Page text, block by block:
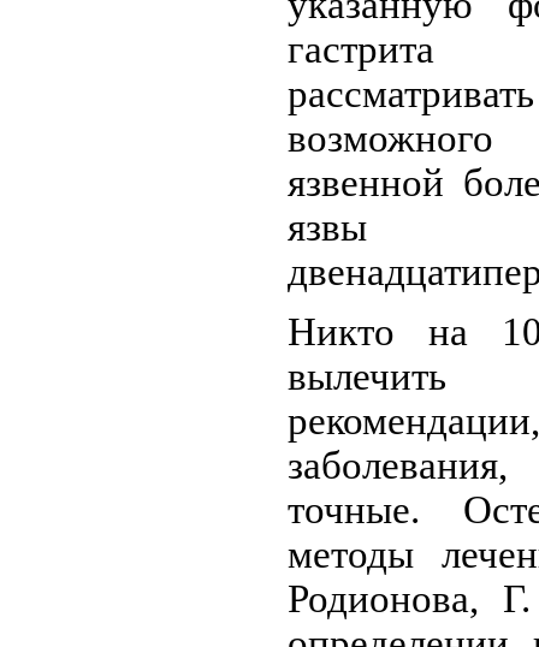
язвенной
язвы в
Никто на
точные.
методы
Родионова,